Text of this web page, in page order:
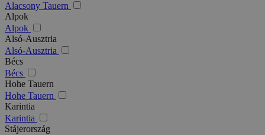
Alacsony Tauern
Alpok
Alpok
Alsó-Ausztria
Alsó-Ausztria
Bécs
Bécs
Hohe Tauern
Hohe Tauern
Karintia
Karintia
Stájerország